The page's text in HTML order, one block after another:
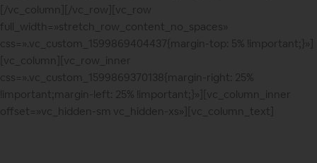
[/vc_column][/vc_row][vc_row
full_width=»stretch_row_content_no_spaces»
css=».vc_custom_1599869404437{margin-top: 5% !important;}»]
[vc_column][vc_row_inner
css=».vc_custom_1599869370138{margin-right: 25%
!important;margin-left: 25% !important;}»][vc_column_inner
offset=»vc_hidden-sm vc_hidden-xs»][vc_column_text]